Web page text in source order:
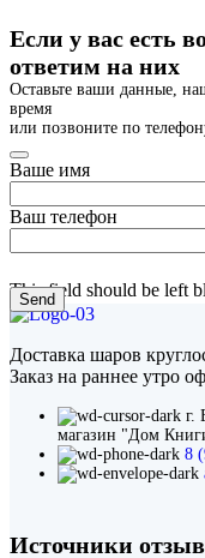
Если у вас есть
ответим на них
Оставьте ваши данные,
время
или позвоните по
Ваше имя
Ваш телефон
Send
This field should be left
Доставка шаров
Заказ на раннее утро
г.
магазин "Дом
8
Источники